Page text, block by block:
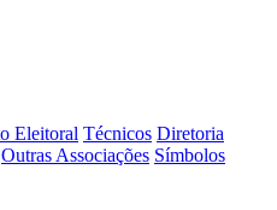
Eleitoral Técnicos Diretoria
Outras Associações Símbolos